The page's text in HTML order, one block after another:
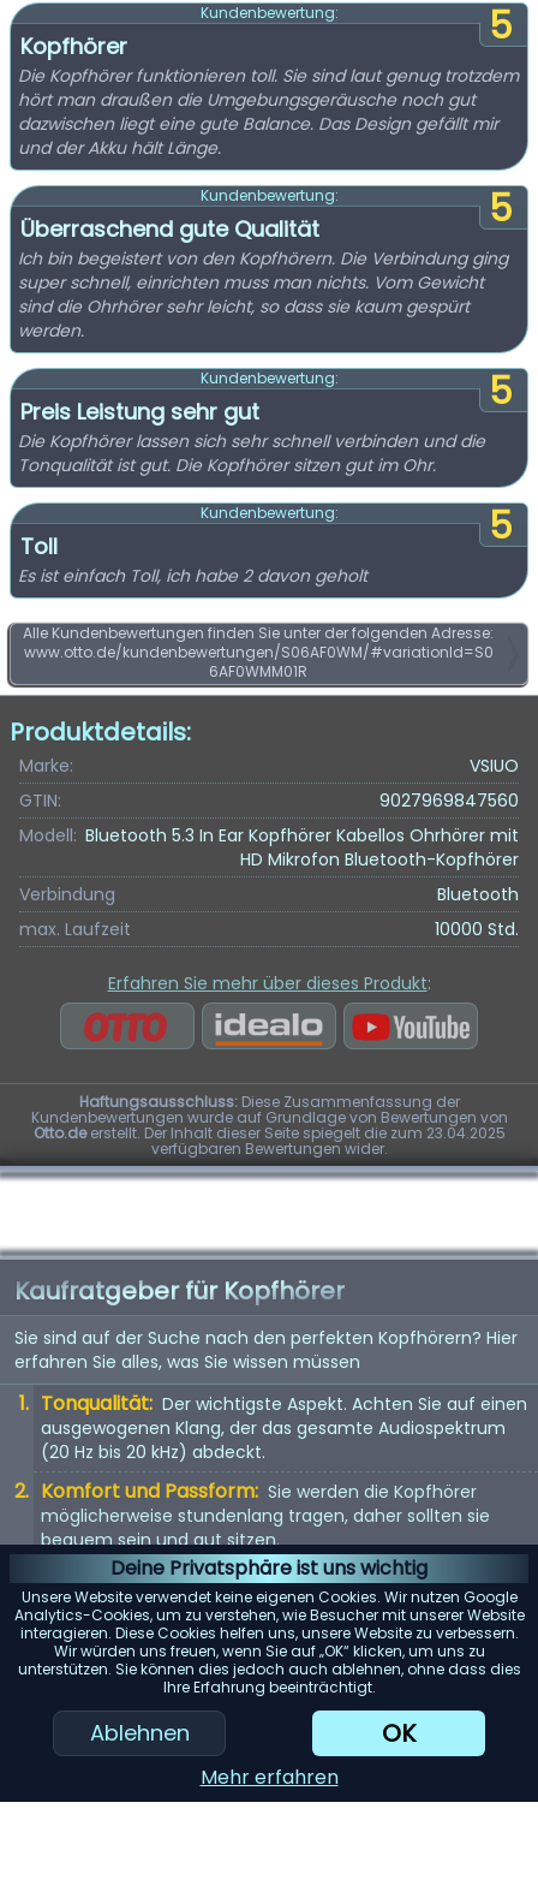
Deine Privatsphäre ist uns wichtig
Unsere Website verwendet keine eigenen Cookies. Wir nutzen Google
Analytics-Cookies, um zu verstehen, wie Besucher mit unserer Website
interagieren. Diese Cookies helfen uns, unsere Website zu verbessern.
Wir würden uns freuen, wenn Sie auf „OK“ klicken, um uns zu
unterstützen. Sie können dies jedoch auch ablehnen, ohne dass dies
Ihre Erfahrung beeinträchtigt.
Ablehnen OK
Mehr erfahren
5
Kundenbewertung:
Kopfhörer
Die Kopfhörer funktionieren toll. Sie sind laut genug trotzdem
hört man draußen die Umgebungsgeräusche noch gut
dazwischen liegt eine gute Balance. Das Design gefällt mir
und der Akku hält Länge.
5
Kundenbewertung:
Überraschend gute Qualität
Ich bin begeistert von den Kopfhörern. Die Verbindung ging
super schnell, einrichten muss man nichts. Vom Gewicht
sind die Ohrhörer sehr leicht, so dass sie kaum gespürt
werden.
5
Kundenbewertung:
Preis Leistung sehr gut
Die Kopfhörer lassen sich sehr schnell verbinden und die
Tonqualität ist gut. Die Kopfhörer sitzen gut im Ohr.
5
Kundenbewertung:
Toll
Es ist einfach Toll, ich habe 2 davon geholt
Alle Kundenbewertungen finden Sie unter der folgenden Adresse:
www.otto.de/kundenbewertungen/S06AF0WM/#variationId=S0
6AF0WMM01R
Produktdetails:
Marke:
VSIUO
GTIN:
9027969847560
Modell: Bluetooth 5.3 In Ear Kopfhörer Kabellos Ohrhörer mit
HD Mikrofon Bluetooth-Kopfhörer
Verbindung
Bluetooth
max. Laufzeit
10000 Std.
Erfahren Sie mehr über dieses Produkt:
Haftungsausschluss:Diese Zusammenfassung der
Kundenbewertungen wurde auf Grundlage von Bewertungen von
Otto.deerstellt. Der Inhalt dieser Seite spiegelt die zum 23.04.2025
verfügbaren Bewertungen wider.
Kaufratgeber für Kopfhörer
Sie sind auf der Suche nach den perfekten Kopfhörern? Hier
erfahren Sie alles, was Sie wissen müssen
Tonqualität: Der wichtigste Aspekt. Achten Sie auf einen
ausgewogenen Klang, der das gesamte Audiospektrum
(20 Hz bis 20 kHz) abdeckt.
Komfort und Passform: Sie werden die Kopfhörer
möglicherweise stundenlang tragen, daher sollten sie
bequem sein und gut sitzen.
Kopfhörertyp: In-Ear, On-Ear oder Over-Ear? Jeder Typ
hat seine Vor- und Nachteile. Wählen Sie entsprechend
Ihren Vorlieben.
Mit Kabel oder kabellos: Kabellose Kopfhörer bieten
Bewegungsfreiheit, aber kabelgebundene Kopfhörer
bieten in der Regel eine bessere Tonqualität.
KI-Einkaufsassistent